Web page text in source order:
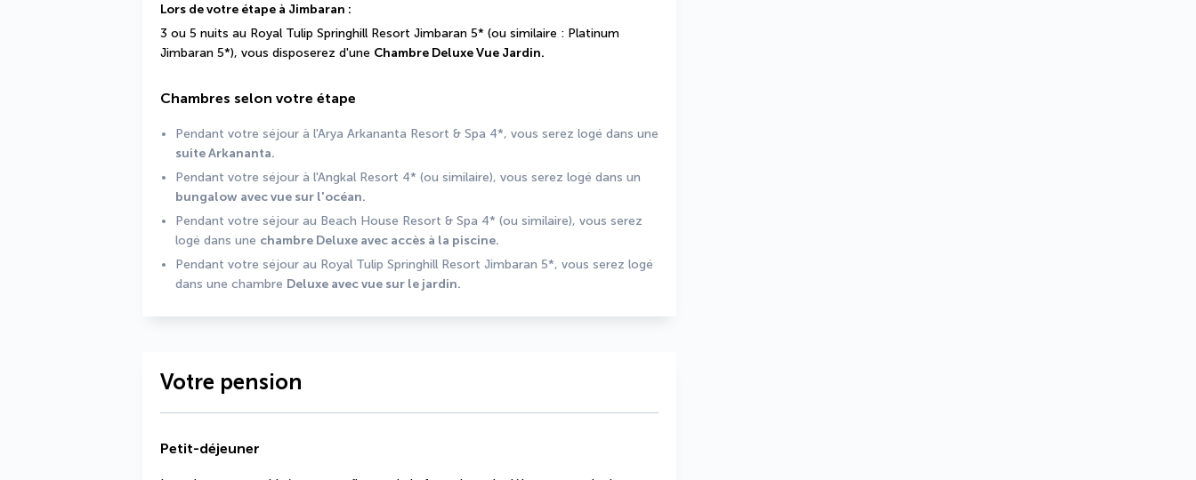
Lors de votre étape à Jimbaran :
3 ou 5 nuits au Royal Tulip Springhill Resort Jimbaran 5* (ou similaire : Platinum
Jimbaran 5*), vous disposerez d'une Chambre Deluxe Vue Jardin.
Chambres selon votre étape
suite Arkananta.
Pendant votre séjour à l'Angkal Resort 4* (ou similaire), vous serez logé dans un
bungalow avec vue sur l'océan.
Pendant votre séjour au Beach House Resort & Spa 4* (ou similaire), vous serez
logé dans une chambre Deluxe avec accès à la piscine.
Pendant votre séjour au Royal Tulip Springhill Resort Jimbaran 5*, vous serez logé
dans une chambre Deluxe avec vue sur le jardin.
Votre pension
Petit-déjeuner